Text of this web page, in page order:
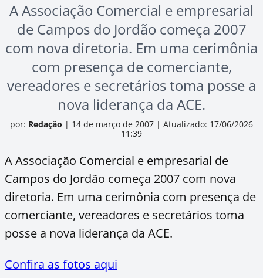
A Associação Comercial e empresarial
de Campos do Jordão começa 2007
com nova diretoria. Em uma cerimônia
com presença de comerciante,
vereadores e secretários toma posse a
nova liderança da ACE.
por: Redação | 14 de março de 2007 | Atualizado: 17/06/2026
11:39
A Associação Comercial e empresarial de
Campos do Jordão começa 2007 com nova
diretoria. Em uma cerimônia com presença de
comerciante, vereadores e secretários toma
posse a nova liderança da ACE.
Confira as fotos aqui